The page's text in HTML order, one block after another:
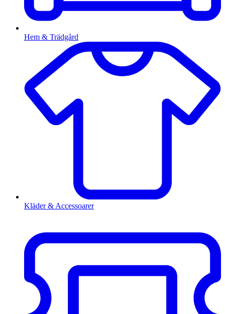
Hem & Trädgård
Kläder & Accessoarer